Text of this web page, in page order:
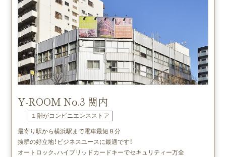
Y-ROOM No.3 関内
１階がコンビニエンスストア
最寄り駅から横浜駅まで電車最短８分
抜群の好立地！ビジネスユースに最適です！
オートロック、ハイブリッドカードキーでセキュリティー万全